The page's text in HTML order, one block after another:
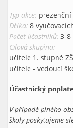
Typ akce:
Délka: 8
Počet účastníků: 3-8
Cílová skupina:
učitelé 1. stupně ZŠ
učitelé - vedoucí
Účastnický
V případě plného
školy poskytujeme